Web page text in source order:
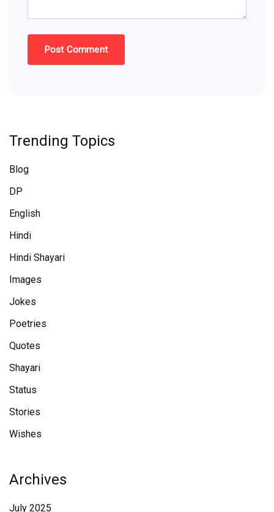
Trending Topics
Blog
DP
English
Hindi
Hindi Shayari
Images
Jokes
Poetries
Quotes
Shayari
Status
Stories
Wishes
Archives
July 2025